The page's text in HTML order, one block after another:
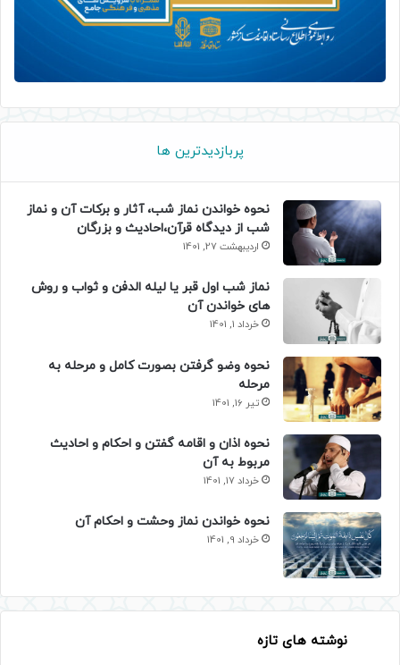
پربازدیدترین ها
نحوه خواندن نماز شب، آثار و برکات آن و نماز
شب از دیدگاه قرآن،احادیث و بزرگان
اردیبهشت 27, 1401
نماز شب اول قبر یا لیله الدفن و ثواب و روش
های خواندن آن
خرداد 1, 1401
نحوه وضو گرفتن بصورت کامل و مرحله به
مرحله
تیر 16, 1401
نحوه اذان و اقامه گفتن و احکام و احادیث
مربوط به آن
خرداد 17, 1401
نحوه خواندن نماز وحشت و احکام آن
خرداد 9, 1401
نوشته های تازه